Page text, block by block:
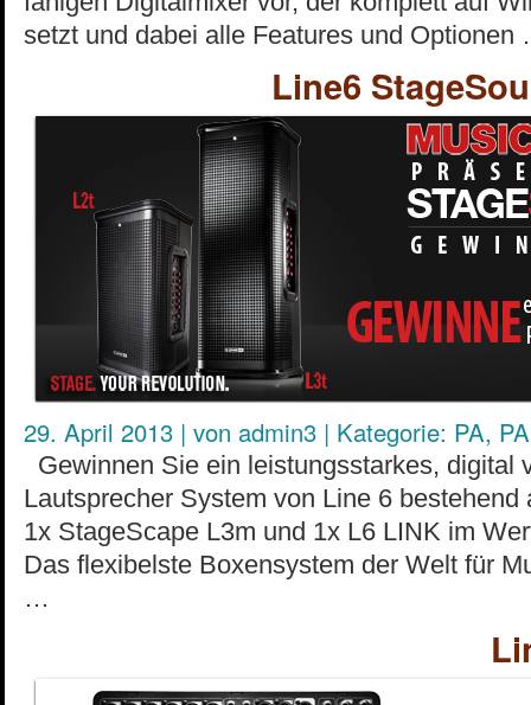
setzt und dabei alle Features und Optionen
Line6
29. April 2013 | von admin3 | Kategorie: PA,
Gewinnen Sie ein leistungsstarkes, digital
Lautsprecher System von Line 6
1x StageScape L3m und 1x L6 LINK im
Das flexibelste Boxensystem der Welt für
…